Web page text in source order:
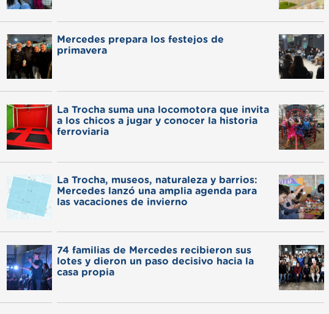
Mercedes prepara los festejos de
primavera
La Trocha suma una locomotora que invita
a los chicos a jugar y conocer la historia
ferroviaria
La Trocha, museos, naturaleza y barrios:
Mercedes lanzó una amplia agenda para
las vacaciones de invierno
74 familias de Mercedes recibieron sus
lotes y dieron un paso decisivo hacia la
casa propia